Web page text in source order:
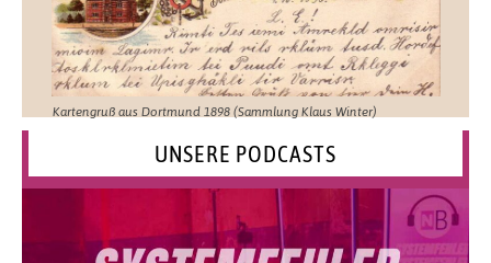
Kartengruß aus Dortmund 1898 (Sammlung Klaus Winter)
UNSERE PODCASTS